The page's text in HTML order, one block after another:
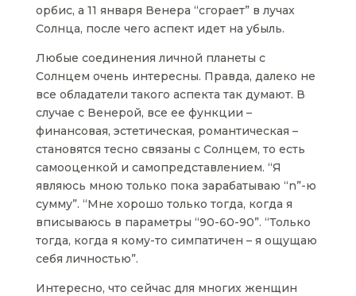
орбис, а 11 января Венера “сгорает” в лучах
Солнца, после чего аспект идет на убыль.
Любые соединения личной планеты с
Солнцем очень интересны. Правда, далеко не
все обладатели такого аспекта так думают. В
случае с Венерой, все ее функции –
финансовая, эстетическая, романтическая –
становятся тесно связаны с Солнцем, то есть
самооценкой и самопредставлением. “Я
являюсь мною только пока зарабатываю “n”-ю
сумму”. “Мне хорошо только тогда, когда я
вписываюсь в параметры “90-60-90”. “Только
тогда, когда я кому-то симпатичен – я ощущаю
себя личностью”.
Интересно, что сейчас для многих женщин